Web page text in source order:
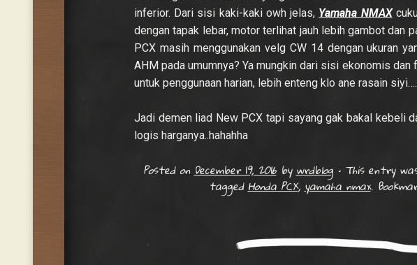
inferior. Dari sisi kaki-kaki owh jelas, Yamaha NMAX
dengan tapak lebar, motor terlihat jauh lebih gambot dan
PCX masih menggunakan velg CW 14 dengan ukuran
AHM pada umumnya? Ya mungkin dari sisi ekonomis
untuk penggunaan harian, lebih enteng klo ane rasain siyi….
Jadi demen liad New PCX tapi sayang gak bakal kebeli
logis harganya..hahahha
Posted onDecember 19, 2016bywrdblog • This entry
taggedHonda PCX,yamaha nmax.